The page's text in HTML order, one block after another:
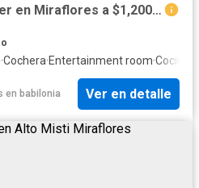
Departamento en alquiler en Miraflores a $1,200 al mes
·Cochera·Entertainment room·Cocina
en babilonia Ver en detalle